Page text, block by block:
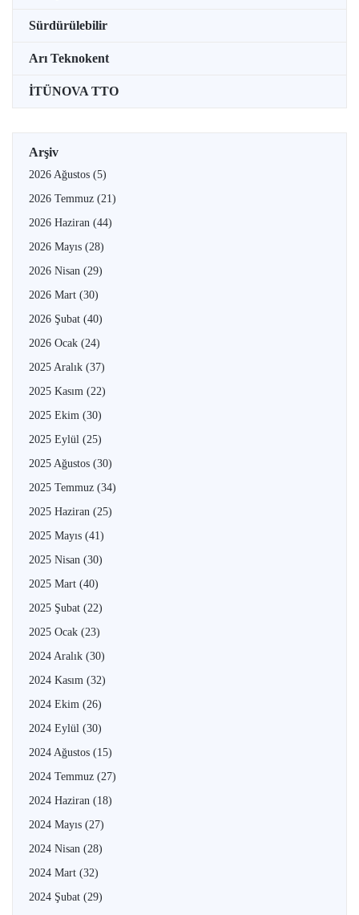
Sürdürülebilir
Arı Teknokent
İTÜNOVA TTO
Arşiv
2026 Ağustos (5)
2026 Temmuz (21)
2026 Haziran (44)
2026 Mayıs (28)
2026 Nisan (29)
2026 Mart (30)
2026 Şubat (40)
2026 Ocak (24)
2025 Aralık (37)
2025 Kasım (22)
2025 Ekim (30)
2025 Eylül (25)
2025 Ağustos (30)
2025 Temmuz (34)
2025 Haziran (25)
2025 Mayıs (41)
2025 Nisan (30)
2025 Mart (40)
2025 Şubat (22)
2025 Ocak (23)
2024 Aralık (30)
2024 Kasım (32)
2024 Ekim (26)
2024 Eylül (30)
2024 Ağustos (15)
2024 Temmuz (27)
2024 Haziran (18)
2024 Mayıs (27)
2024 Nisan (28)
2024 Mart (32)
2024 Şubat (29)